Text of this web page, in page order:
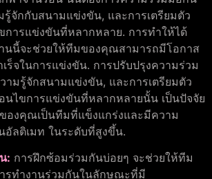
จักกับสนามแข่งขัน, และการเตรียมตัว
การแข่งขันที่หลากหลาย. การทำให้ได้
นนี้จะช่วยให้ทีมของคุณสามารถมีโอกาส
ร็จในการแข่งขัน. การปรับปรุงความร่วม
มรู้จักสนามแข่งขัน, และการเตรียมตัว
นไขการแข่งขันที่หลากหลายนั้น เป็นปัจจัย
องคุณเป็นทีมที่แข็งแกร่งและมีความ
ลติเมท ในระดับที่สูงขึ้น.
: การฝึกซ้อมร่วมกันบ่อยๆ จะช่วยให้ทีม
ารทำงานร่วมกันในลักษณะที่มี